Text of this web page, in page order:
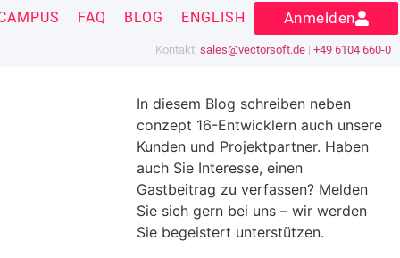
Kontakt: sales@vectorsoft.de | +49 6104 660-0
FAQ BLOG ENGLISH Anmelden
In diesem Blog schreiben neben
conzept 16-Entwicklern auch unsere
Kunden und Projektpartner. Haben
auch Sie Interesse, einen
Gastbeitrag zu verfassen? Melden
Sie sich gern bei uns – wir werden
Sie begeistert unterstützen.